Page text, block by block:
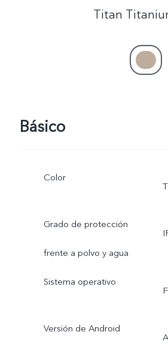
Titan
Básico
Color
Grado de protección
frente a polvo y agua
Sistema operativo
Versión de Android